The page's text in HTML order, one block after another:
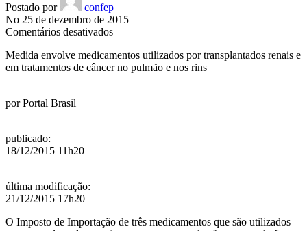
Postado por
confep
No 25 de dezembro de 2015
Comentários desativadosem
para
câncer
Medida envolve medicamentos utilizados por transplantados renais e
em tratamentos de câncer no pulmão e nos rins
porPortal Brasil
publicado:
18/12/2015 11h20
última modificação:
21/12/2015 17h20
O Imposto de Importação de três medicamentos que são utilizados